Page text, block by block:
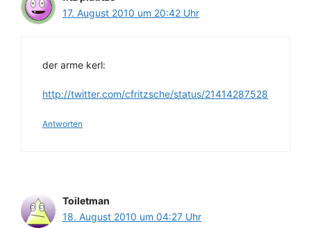
17. August 2010 um 20:42 Uhr
der arme kerl:
http://twitter.com/cfritzsche/status/21414287528
Antworten
Toiletman
18. August 2010 um 04:27 Uhr